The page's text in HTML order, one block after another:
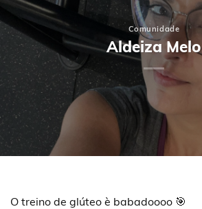
Comunidade
Aldeiza Melo
O treino de glúteo è babadoooo 🎯